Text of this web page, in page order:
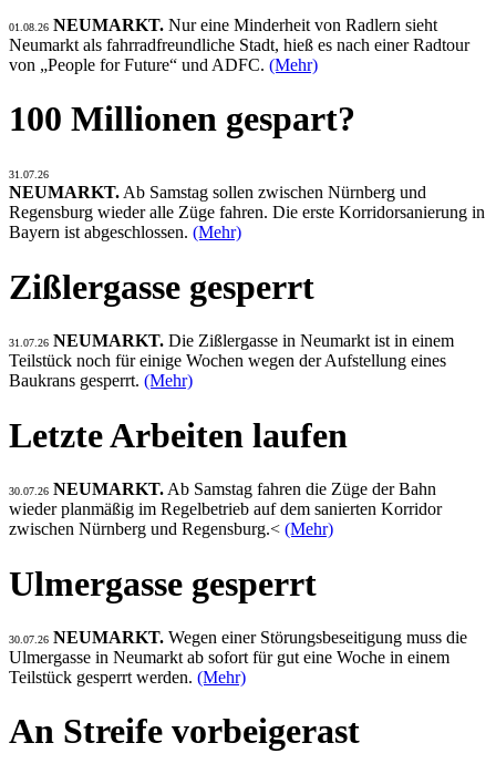
01.08.26 NEUMARKT. Nur eine Minderheit von Radlern sieht
Neumarkt als fahrradfreundliche Stadt, hieß es nach einer Radtour
von „People for Future“ und ADFC. (Mehr)
100 Millionen gespart?
31.07.26
NEUMARKT. Ab Samstag sollen zwischen Nürnberg und
Regensburg wieder alle Züge fahren. Die erste Korridorsanierung in
Bayern ist abgeschlossen. (Mehr)
Zißlergasse gesperrt
31.07.26 NEUMARKT. Die Zißlergasse in Neumarkt ist in einem
Teilstück noch für einige Wochen wegen der Aufstellung eines
Baukrans gesperrt. (Mehr)
Letzte Arbeiten laufen
30.07.26 NEUMARKT. Ab Samstag fahren die Züge der Bahn
wieder planmäßig im Regelbetrieb auf dem sanierten Korridor
zwischen Nürnberg und Regensburg.< (Mehr)
Ulmergasse gesperrt
30.07.26 NEUMARKT. Wegen einer Störungsbeseitigung muss die
Ulmergasse in Neumarkt ab sofort für gut eine Woche in einem
Teilstück gesperrt werden. (Mehr)
An Streife vorbeigerast